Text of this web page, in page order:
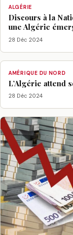
ALGÉRIE
Discours à la
une Algérie
28 Déc 2024
AMÉRIQUE DU NORD
L’Algérie attend
28 Déc 2024